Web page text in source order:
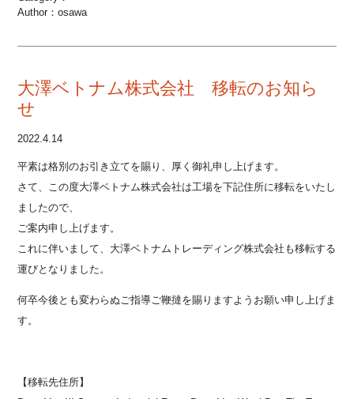
Author：osawa
大澤ベトナム株式会社 移転のお知ら
せ
2022.4.14
平素は格別のお引き立てを賜り、厚く御礼申し上げます。
さて、この度大澤ベトナム株式会社は工場を下記住所に移転をいたし
ましたので、
ご案内申し上げます。
これに伴いまして、大澤ベトナムトレーディング株式会社も移転する
運びとなりました。
何卒今後とも変わらぬご指導ご鞭撻を賜りますようお願い申し上げま
す。
【移転先住所】